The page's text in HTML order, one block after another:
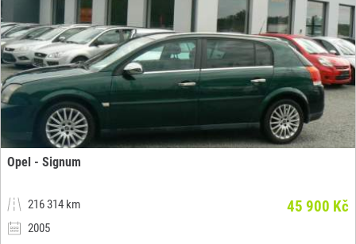
Opel - Signum
216 314 km
2005
45 900 Kč